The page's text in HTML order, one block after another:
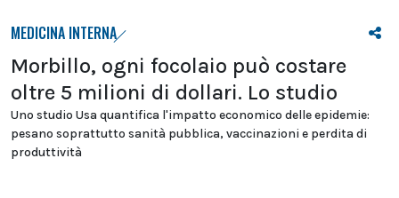
MEDICINA INTERNA
Morbillo, ogni focolaio può costare
oltre 5 milioni di dollari. Lo studio
Uno studio Usa quantifica l'impatto economico delle epidemie:
pesano soprattutto sanità pubblica, vaccinazioni e perdita di
produttività